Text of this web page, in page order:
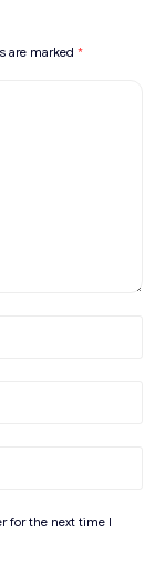
are marked *
for the next time I